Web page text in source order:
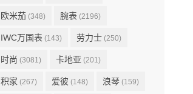
欧米茄 (348) 腕表 (2196)
IWC万国表 (143) 劳力士 (250)
时尚 (3081) 卡地亚 (201)
积家 (267) 爱彼 (148) 浪琴 (159)